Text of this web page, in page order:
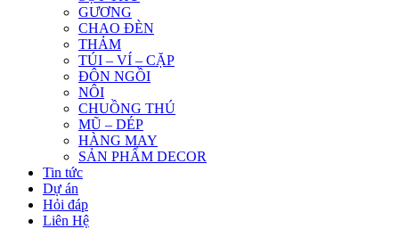
GƯƠNG
CHAO ĐÈN
THẢM
TÚI – VÍ – CẶP
ĐÔN NGỒI
NÔI
CHUỒNG THÚ
MŨ – DÉP
HÀNG MAY
SẢN PHẨM DECOR
Tin tức
Dự án
Hỏi đáp
Liên Hệ